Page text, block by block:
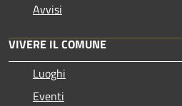
Avvisi
VIVERE IL COMUNE
Luoghi
Eventi